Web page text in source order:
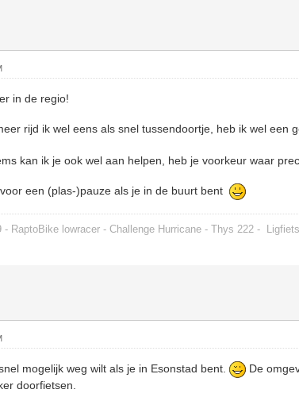
in de regio!
rijd ik wel eens als snel tussendoortje, heb ik wel
kan ik je ook wel aan helpen, heb je voorkeur waar
een (plas-)pauze als je in de buurt bent
- RaptoBike lowracer - Challenge Hurricane - Thys 222 -
mogelijk weg wilt als je in Esonstad bent.
De
doorfietsen.